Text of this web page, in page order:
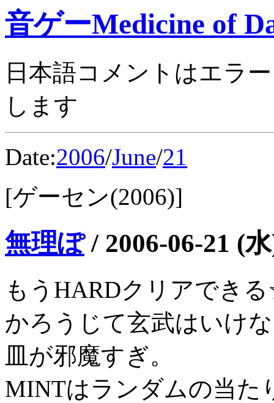
音ゲーMedicine of
日本語コメントはエラ
します
Date:2006/June/21
[ゲーセン(2006)]
無理ぽ/ 2006-06-21 (
もうHARDクリアでき
かろうじて玄武はいけ
皿が邪魔すぎ。
MINTはランダムの当た